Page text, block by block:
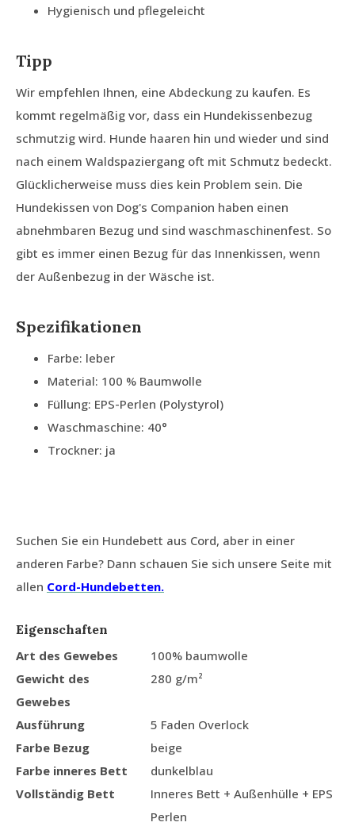
Hygienisch und pflegeleicht
Tipp
Wir empfehlen Ihnen, eine Abdeckung zu kaufen. Es
kommt regelmäßig vor, dass ein Hundekissenbezug
schmutzig wird. Hunde haaren hin und wieder und sind
nach einem Waldspaziergang oft mit Schmutz bedeckt.
Glücklicherweise muss dies kein Problem sein. Die
Hundekissen von Dog's Companion haben einen
abnehmbaren Bezug und sind waschmaschinenfest. So
gibt es immer einen Bezug für das Innenkissen, wenn
der Außenbezug in der Wäsche ist.
Spezifikationen
Farbe: leber
Material: 100 % Baumwolle
Füllung: EPS-Perlen (Polystyrol)
Waschmaschine: 40°
Trockner: ja
Suchen Sie ein Hundebett aus Cord, aber in einer
anderen Farbe? Dann schauen Sie sich unsere Seite mit
allen Cord-Hundebetten.
Eigenschaften
Art des Gewebes
100% baumwolle
Gewicht des
Gewebes
280 g/m²
Ausführung
5 Faden Overlock
Farbe Bezug
beige
Farbe inneres Bett
dunkelblau
Vollständig Bett
Inneres Bett + Außenhülle + EPS
Perlen